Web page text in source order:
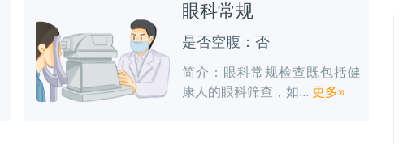
眼科常规
是否空腹：否
简介：眼科常规检查既包括健
康人的眼科筛查，如... 更多»